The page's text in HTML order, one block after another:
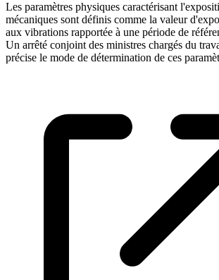
Les paramètres physiques caractérisant
mécaniques sont définis comme la valeur
aux vibrations rapportée à une période de
Un arrêté conjoint des ministres chargés du
précise le mode de détermination de ces